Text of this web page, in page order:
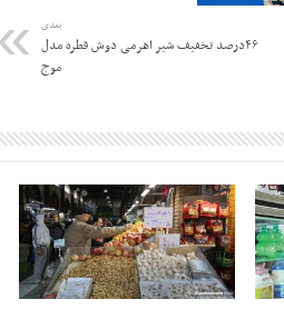
بعدی
۴۶درصد تخفیف شیر اهرمی دوش قطره مدل
موج